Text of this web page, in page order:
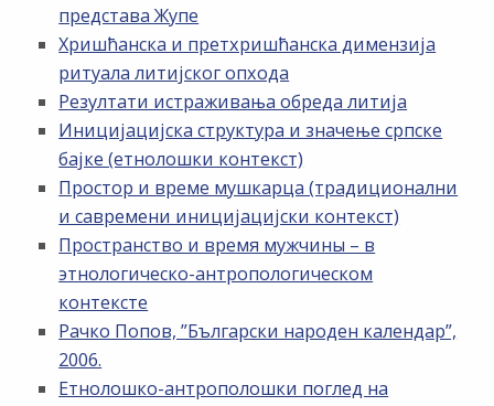
представа Жупе
Хришћанска и претхришћанска димензија
ритуала литијског опхода
Резултати истраживања обреда литија
Иницијацијска структура и значење српске
бајке (етнолошки контекст)
Простор и време мушкарца (традиционални
и савремени иницијацијски контекст)
Пространство и время мужчины – в
этнологическо-антропологическом
контексте
Рачко Попов, ”Български народен календар”,
2006.
Етнолошко-антрополошки поглед на